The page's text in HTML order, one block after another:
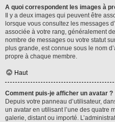
A quoi correspondent les images à
Il y a deux images qui peuvent être
lorsque vous consultez les messages
associée à votre rang, généralement
nombre de messages ou votre statut
plus grande, est connue sous le nom
propre à chaque membre.
Haut
Comment puis-je afficher un avatar ?
Depuis votre panneau d’utilisateur,
un avatar en utilisant l’une des quatre
galerie, distant ou importé.